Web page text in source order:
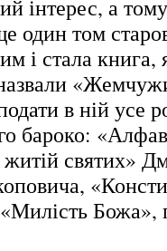
інтерес, а
один том
і стала книга,
в ній усе
бароко:
святих»
Божа»,